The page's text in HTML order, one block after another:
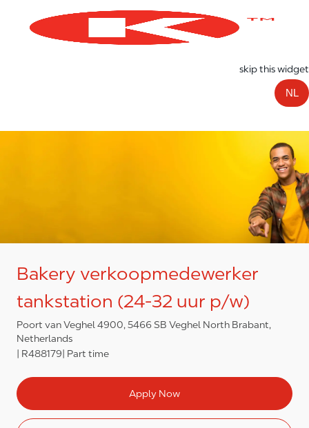
skip this widget
NL
Bakery verkoopmedewerker
tankstation (24-32 uur p/w)
Poort van Veghel 4900, 5466 SB Veghel North Brabant,
Netherlands
R488179 Part time
Apply Now